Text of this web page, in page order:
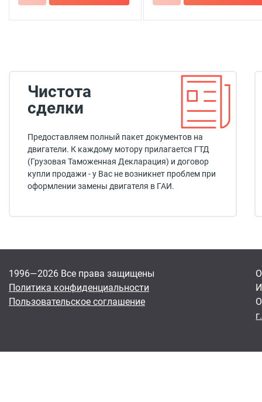
Чистота
сделки
Предоставляем полный пакет документов на
двигатели. К каждому мотору прилагается ГТД
(Грузовая Таможенная Декларация) и договор
купли продажи - у Вас не возникнет проблем при
оформлении замены двигателя в ГАИ.
1996—2026 Все права защищены
Политика конфиденциальности
Пользовательское соглашение